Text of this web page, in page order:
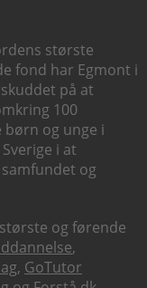
største
fond har Egmont i
på at
100
og unge i
i at
og
og førende
,
, GoTutor